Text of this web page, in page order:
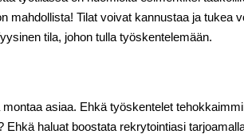
mahdollista! Tilat voivat kannustaa ja tukea
tila, johon tulla työskentelemään.
asiaa. Ehkä työskentelet
Ehkä haluat boostata rekrytointiasi